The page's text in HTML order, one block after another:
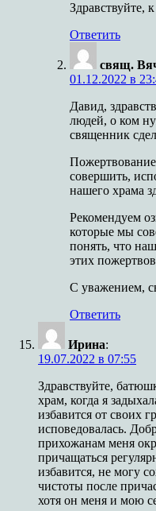
Здравствуйте,
Ответить
свящ.
01.12.2022 в
Давид,
людей, о ком
священник
совершить,
нашего храма
Рекомендуем
которые мы
понять, что
этих
С уважением,
Ответить
Ирина:
19.07.2022 в 07:55
Здравствуйте,
храм, когда я
избавится от своих
исповедовалась.
прихожанам меня
причащаться
избавится, не могу
чистоты после
хотя он меня и мою